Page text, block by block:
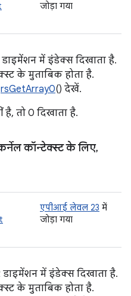
जोड़ा गया
में इंडेक्स दिखाता है.
के मुताबिक होता है.
rsGetArray0() देखें.
तो 0 दिखाता है.
कॉन्टेक्स्ट के लिए,
एपीआई लेवल 23 में
जोड़ा गया
में इंडेक्स दिखाता है.
के मुताबिक होता है.